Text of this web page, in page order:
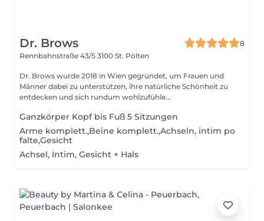
Dr. Brows
8
Rennbahnstraße 43/5 3100 St. Pölten
Dr. Brows wurde 2018 in Wien gegründet, um Frauen und
Männer dabei zu unterstützen, ihre natürliche Schönheit zu
entdecken und sich rundum wohlzufühle...
Ganzkörper Kopf bis Fuß 5 Sitzungen
Arme komplett.,Beine komplett.,Achseln, intim po
falte,Gesicht
Achsel, Intim, Gesicht + Hals